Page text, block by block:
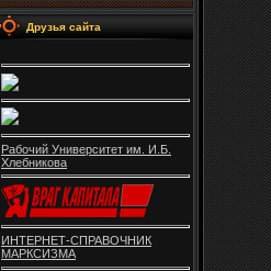
Друзья сайта
Рабочий Университет им. И.Б.
Хлебникова
ИНТЕРНЕТ-СПРАВОЧНИК
МАРКСИЗМА